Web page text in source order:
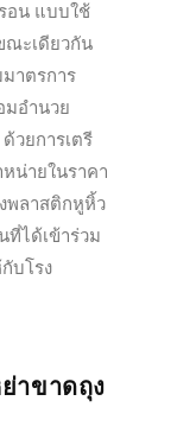
อน แบบใช้
ณะเดียวกัน
าตรการ
มอำนวย
วยการเตรี
น่ายในราคา
พลาสติกหูหิ้ว
ที่ได้เข้าร่วม
บโรง
าขาดถุง